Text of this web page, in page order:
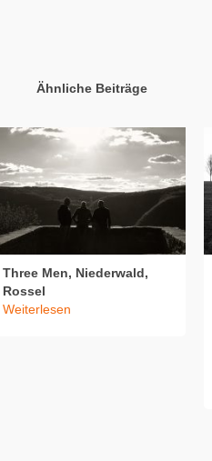
Ähnliche Beiträge
Three Men, Niederwald,
Rossel
Weiterlesen